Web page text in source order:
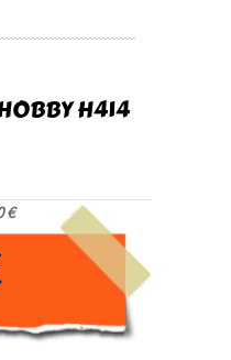
H414
€